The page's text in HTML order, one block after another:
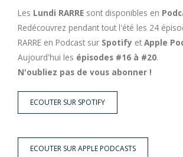
Les Lundi RARRE sont disponibles en
Redécouvrez pendant tout l'été les 24
RARRE en Podcast sur Spotify et Apple
Aujourd'hui les épisodes #16 à #20.
N'oubliez pas de vous abonner !
ECOUTER SUR SPOTIFY
ECOUTER SUR APPLE PODCASTS